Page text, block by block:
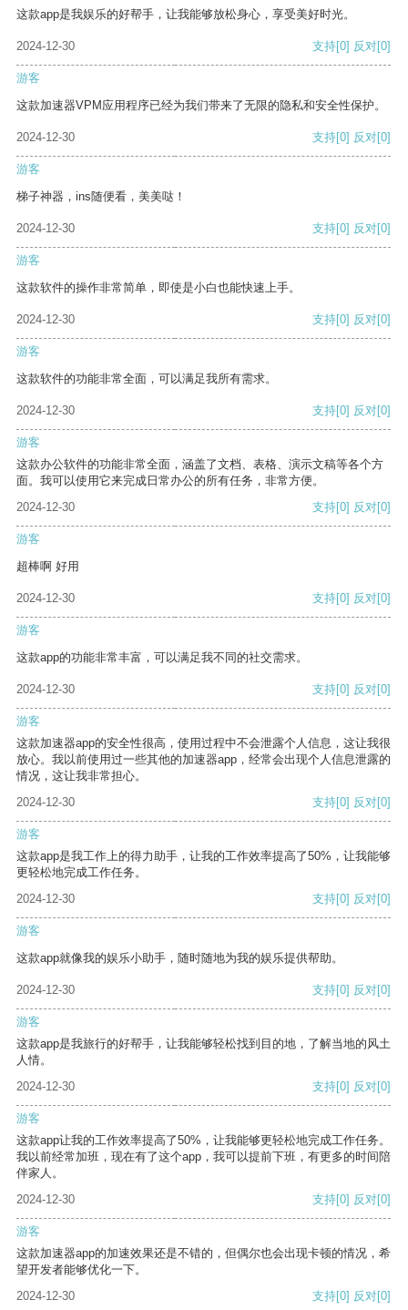
这款app是我娱乐的好帮手，让我能够放松身心，享受美好时光。
2024-12-30 支持[0] 反对[0]
游客
这款加速器VPM应用程序已经为我们带来了无限的隐私和安全性保护。
2024-12-30 支持[0] 反对[0]
游客
梯子神器，ins随便看，美美哒！
2024-12-30 支持[0] 反对[0]
游客
这款软件的操作非常简单，即使是小白也能快速上手。
2024-12-30 支持[0] 反对[0]
游客
这款软件的功能非常全面，可以满足我所有需求。
2024-12-30 支持[0] 反对[0]
游客
这款办公软件的功能非常全面，涵盖了文档、表格、演示文稿等各个方
面。我可以使用它来完成日常办公的所有任务，非常方便。
2024-12-30
支持[0] 反对[0]
游客
超棒啊 好用
2024-12-30 支持[0] 反对[0]
游客
这款app的功能非常丰富，可以满足我不同的社交需求。
2024-12-30 支持[0] 反对[0]
游客
这款加速器app的安全性很高，使用过程中不会泄露个人信息，这让我很
放心。我以前使用过一些其他的加速器app，经常会出现个人信息泄露的
情况，这让我非常担心。
2024-12-30
支持[0] 反对[0]
游客
这款app是我工作上的得力助手，让我的工作效率提高了50%，让我能够
更轻松地完成工作任务。
2024-12-30
支持[0] 反对[0]
游客
这款app就像我的娱乐小助手，随时随地为我的娱乐提供帮助。
2024-12-30 支持[0] 反对[0]
游客
这款app是我旅行的好帮手，让我能够轻松找到目的地，了解当地的风土
人情。
2024-12-30
支持[0] 反对[0]
游客
这款app让我的工作效率提高了50%，让我能够更轻松地完成工作任务。
我以前经常加班，现在有了这个app，我可以提前下班，有更多的时间陪
伴家人。
2024-12-30
支持[0] 反对[0]
游客
这款加速器app的加速效果还是不错的，但偶尔也会出现卡顿的情况，希
望开发者能够优化一下。
2024-12-30
支持[0] 反对[0]